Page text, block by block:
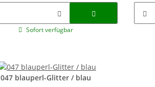
Sofort verfügbar
047 blauperl-Glitter / blau